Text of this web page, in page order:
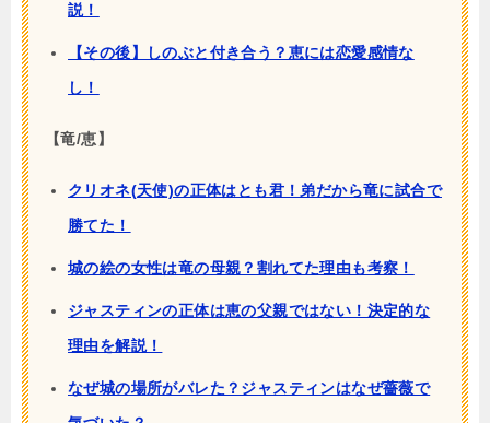
説！
【その後】しのぶと付き合う？恵には恋愛感情な
し！
【竜/恵】
クリオネ(天使)の正体はとも君！弟だから竜に試合で
勝てた！
城の絵の女性は竜の母親？割れてた理由も考察！
ジャスティンの正体は恵の父親ではない！決定的な
理由を解説！
なぜ城の場所がバレた？ジャスティンはなぜ薔薇で